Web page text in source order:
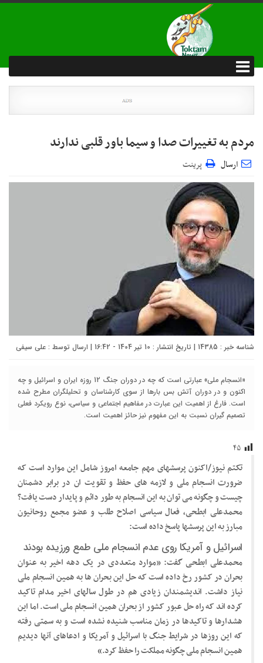
مردم به تغییرات صدا و سیما باور قلبی ندارند
ارسال پرینت
شناسه خبر : 14385 | تاریخ انتشار : 10 تیر 1404 - 16:42 | ارسال توسط : علی سیفی
«انسجام ملی» عبارتی است که چه در دوران جنگ 12 روزه ایران و اسرائیل و چه
اکنون و در دوران آتش بس بارها از سوی کارشناسان و تحلیلگران مطرح شده
است. فارغ از اهمیت این عبارت در مفاهیم اجتماعی و سیاسی، نوع رویکرد فعلی
تصمیم گیران نسبت به این مفهوم نیز حائز اهمیت است.
۴۵
تکتم نیوز/اکنون پرسشهای مهم جامعه امروز شامل این موارد است که
ضرورت انسجام ملی و لازمه های حفظ و تقویت ان در برابر دشمنان
چیست و چگونه می توان به این انسجام به طور دائم و پایدار دست یافت؟
محمدعلی ابطحی، فعال سیاسی اصلاح طلب و عضو مجمع روحانیون
مبارز به این پرسشها پاسخ داده است:
اسرائیل و آمریکا روی عدم انسجام ملی طمع ورزیده بودند
محمدعلی ابطحی گفت: «موارد متعددی در یک دهه اخیر به عنوان
بحران در کشور رخ داده است که حل این بحران ها به همین انسجام ملی
نیاز داشت. اندیشمندان زیادی هم در طول سالهای اخیر مدام تاکید
کرده اند که راه حل عبور کشور از بحران همین انسجام ملی است. اما این
هشدارها و تاکیدها در زمان مناسب شنیده نشده است و به سمتی رفته
که این روزها در شرایط جنگ با اسرائیل و آمریکا و ادعاهای آنها دیدیم
همین انسجام ملی چگونه مملکت را حفظ کرد.»